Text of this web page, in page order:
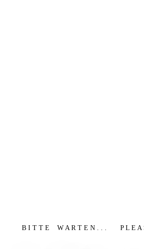
B I T T E W A R T E N . . . P L E A